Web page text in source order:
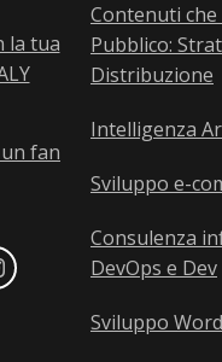
Contenuti
Pubblico:
Distribuzione
Intelligenza
Sviluppo e-
Consulenza
DevOps e Dev
Sviluppo